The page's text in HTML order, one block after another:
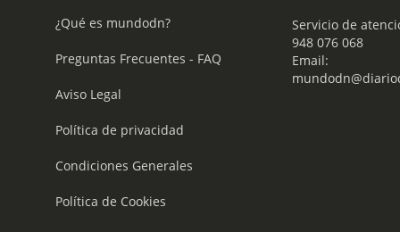
¿Qué es mundodn?
Preguntas Frecuentes - FAQ
Aviso Legal
Política de privacidad
Condiciones Generales
Política de Cookies
Servicio de
948 076 068
Email: